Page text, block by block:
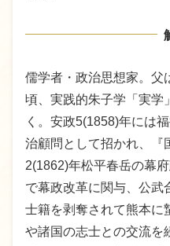
儒学者・政治思想家。父
頃、実践的朱子学「実学
く。安政5(1858)年には
治顧問として招かれ、『
2(1862)年松平春岳の幕
で幕政改革に関与、公武
士籍を剥奪されて熊本に
や諸国の志士との交流を